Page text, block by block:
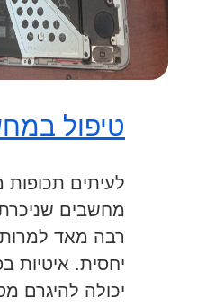
טיפול
לעיתים תכופות
מחשבים
רבה מאד
יחסית. איטיות
יכולה להיגרם